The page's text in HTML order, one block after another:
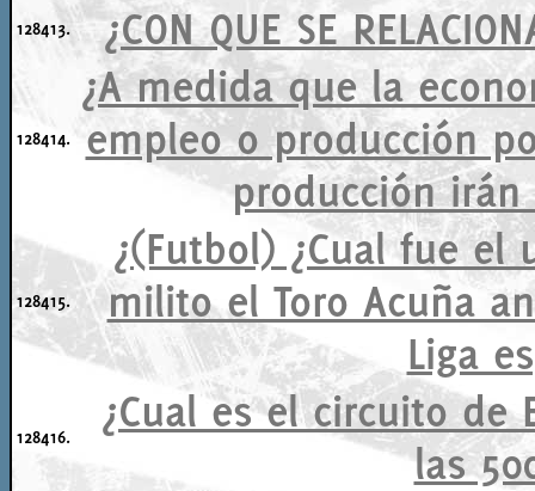
128413. ¿CON QUE SE
128414.
¿A medida que la
empleo o producción
producción irán
128415.
¿(Futbol) ¿Cual fue
milito el Toro Acuña
Liga
128416.
¿Cual es el circuito de
las